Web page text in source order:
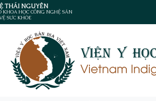
THÁI NGUYÊN
HỌC CÔNG NGHỆ SẢN
SỨC KHỎE